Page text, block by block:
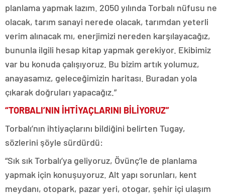
planlama yapmak lazım. 2050 yılında Torbalı nüfusu ne
olacak, tarım sanayi nerede olacak, tarımdan yeterli
verim alınacak mı, enerjimizi nereden karşılayacağız,
bununla ilgili hesap kitap yapmak gerekiyor. Ekibimiz
var bu konuda çalışıyoruz. Bu bizim artık yolumuz,
anayasamız, geleceğimizin haritası. Buradan yola
çıkarak doğruları yapacağız.”
“TORBALI’NIN İHTİYAÇLARINI BİLİYORUZ”
Torbalı’nın ihtiyaçlarını bildiğini belirten Tugay,
sözlerini şöyle sürdürdü:
“Sık sık Torbalı’ya geliyoruz, Övünç’le de planlama
yapmak için konuşuyoruz. Alt yapı sorunları, kent
meydanı, otopark, pazar yeri, otogar, şehir içi ulaşım